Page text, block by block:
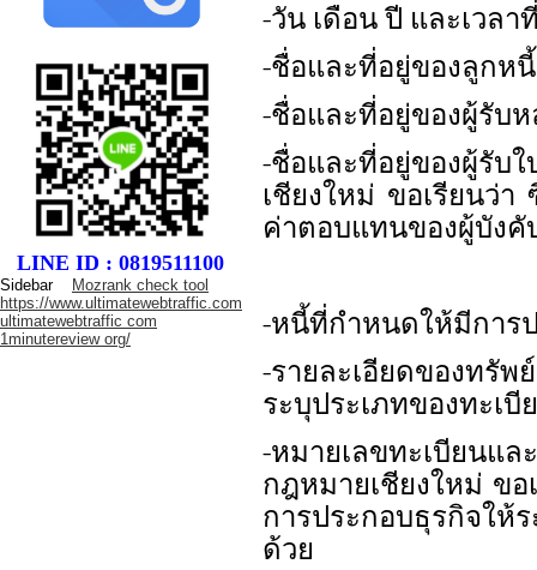
LINE ID : 0819511100
Sidebar
Mozrank check tool
https://www.ultimatewebtraffic.com
ultimatewebtraffic com
1minutereview org/
-วัน เดือน ปี และเวลา
-ชื่อและที่อยู่ของลูกห
-ชื่อและที่อยู่ของผู้รับ
-ชื่อและที่อยู่ของผู้รับ
เชียงใหม่ ขอเรียนว่
ค่าตอบแทนของผู้บัง
-หนี้ที่กำหนดให้มีการ
-รายละเอียดของทรั
ระบุประเภทของทะเ
-หมายเลขทะเบียนแ
กฎหมายเชียงใหม่ ข
การประกอบธุรกิจให้
ด้วย